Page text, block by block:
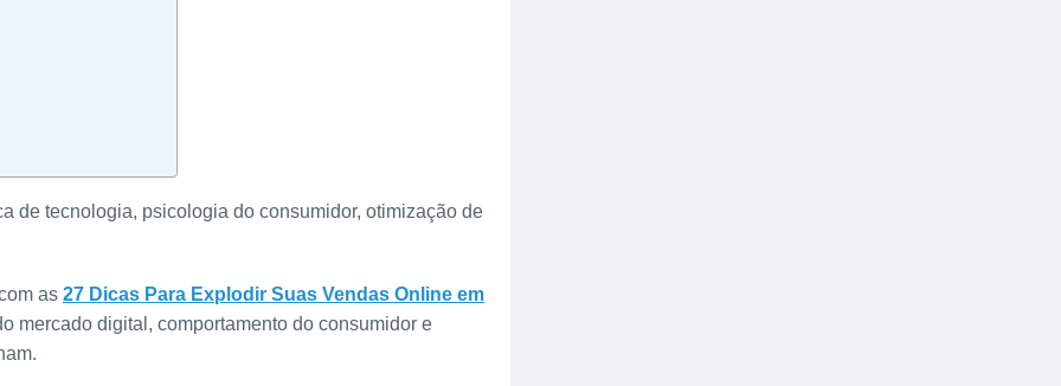
de tecnologia, psicologia do consumidor, otimização de
as 27 Dicas Para Explodir Suas Vendas Online em
mercado digital, comportamento do consumidor e